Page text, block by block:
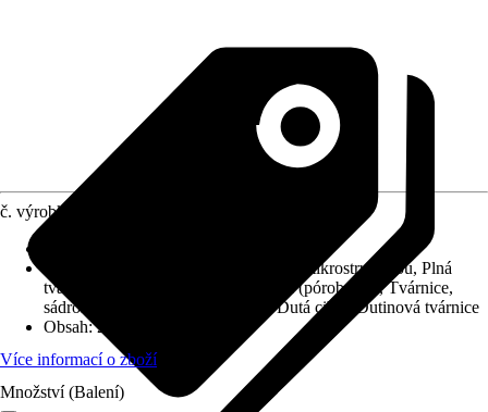
č. výrobku
Plná tvárnice s hustou mikrostrukturou, Plná
tvárnice s pórovitou mikrostrukturou (pórobeton), Tvárnice,
sádrokarton, sádrovláknité desky, Dutá cihla, Dutinová tvárnice
Obsah:25 Kus
Více informací o zboží
Množství (Balení)